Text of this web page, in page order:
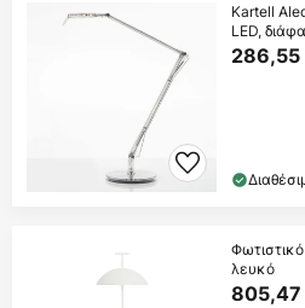
Kartell
LED,
286,55
λευκό
805,47